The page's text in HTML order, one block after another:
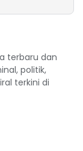
terbaru dan
politik,
terkini di